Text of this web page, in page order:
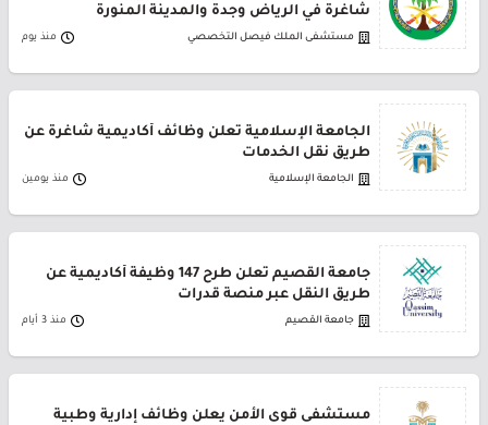
شاغرة في الرياض وجدة والمدينة المنورة
مستشفى الملك فيصل التخصصي منذ يوم
الجامعة الإسلامية تعلن وظائف أكاديمية شاغرة عن
طريق نقل الخدمات
الجامعة الإسلامية منذ يومين
جامعة القصيم تعلن طرح 147 وظيفة أكاديمية عن
طريق النقل عبر منصة قدرات
جامعة القصيم منذ 3 أيام
مستشفى قوى الأمن يعلن وظائف إدارية وطبية